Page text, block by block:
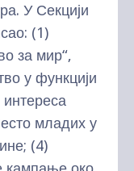
У Секцији
(1)
за мир“,
у функцији
младих у
(4)